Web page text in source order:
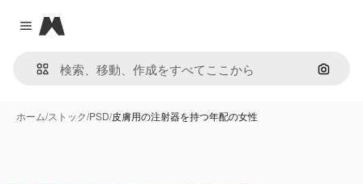
Close menu
Magnific
画像で
ホーム/ストック/PSD/皮膚用の注射器を持つ年配の女性